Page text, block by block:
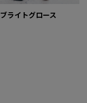
ブライトグロース